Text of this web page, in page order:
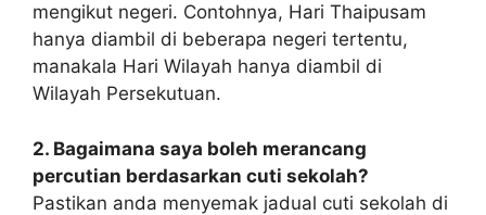
mengikut negeri. Contohnya, Hari Thaipusam
hanya diambil di beberapa negeri tertentu,
manakala Hari Wilayah hanya diambil di
Wilayah Persekutuan.
2. Bagaimana saya boleh merancang
percutian berdasarkan cuti sekolah?
Pastikan anda menyemak jadual cuti sekolah di